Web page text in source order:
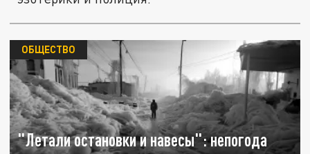
"Летали остановки и навесы": непогода
ОБЩЕСТВО